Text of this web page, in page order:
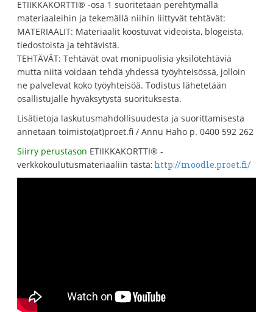
ETIIKKAKORTTI® -osa 1 suoritetaan perehtymällä
materiaaleihin ja tekemällä niihin liittyvät tehtävät:
MATERIAALIT: Materiaalit koostuvat videoista, blogeista,
tiedostoista ja tehtävistä.
TEHTÄVÄT: Tehtävät ovat monipuolisia yksilötehtäviä
mutta niitä voidaan tehdä yhdessä työyhteisössä, jolloin
ne palvelevat koko työyhteisöä. Todistus lähetetään
osallistujalle hyväksytystä suorituksesta.
Lisätietoja laskutusmahdollisuudesta ja suorittamisesta
annetaan toimisto(at)proet.fi / Annu Haho p. 0400 592 262
Siirry perustason ETIIKKAKORTTI® -
verkkokoulutusmateriaaliin tästä: http://moodle.proet.fi/